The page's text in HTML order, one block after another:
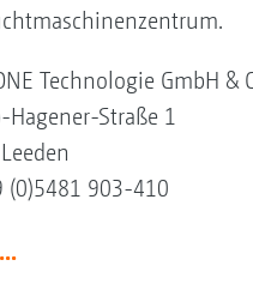
Technologie GmbH &
Hagener-Straße 1
(0)5481 903-410